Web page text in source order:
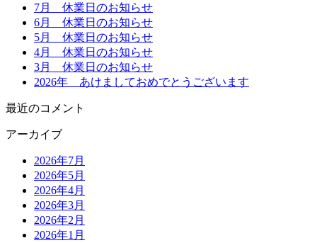
7月 休業日のお知らせ
6月 休業日のお知らせ
5月 休業日のお知らせ
4月 休業日のお知らせ
3月 休業日のお知らせ
2026年 あけましておめでとうございます
最近のコメント
アーカイブ
2026年7月
2026年5月
2026年4月
2026年3月
2026年2月
2026年1月